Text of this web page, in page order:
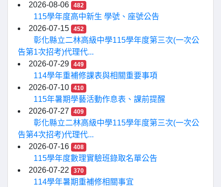
2026-08-06
482
115學年度高中新生 學號、座號公告
2026-07-15
452
彰化縣立二林高級中學115學年度第三次(一次公
告第1次招考)代理代...
2026-07-29
449
114學年重補修課表與相關重要事項
2026-07-10
410
115年暑期學藝活動作息表、課前提醒
2026-07-27
409
彰化縣立二林高級中學115學年度第三次(一次公
告第4次招考)代理代...
2026-07-16
408
115學年度數理實驗班錄取名單公告
2026-07-22
370
114學年暑期重補修相關事宜